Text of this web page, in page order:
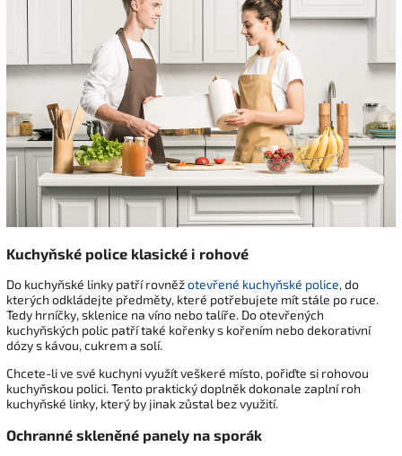
Kuchyňské police klasické i rohové
Do kuchyňské linky patří rovněžotevřené kuchyňské police, do
kterých odkládejte předměty, které potřebujete mít stále po ruce.
Tedy hrníčky, sklenice na víno nebo talíře. Do otevřených
kuchyňských polic patří také kořenky s kořením nebo dekorativní
dózy s kávou, cukrem a solí.
Chcete-li ve své kuchyni využít veškeré místo, pořiďte si rohovou
kuchyňskou polici. Tento praktický doplněk dokonale zaplní roh
kuchyňské linky, který by jinak zůstal bez využití.
Ochranné skleněné panely na sporák